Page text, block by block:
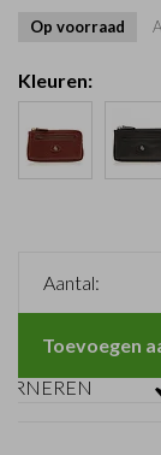
Op voorraad
Kleuren:
Aantal:
Toevoegen